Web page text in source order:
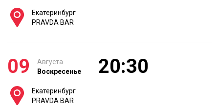
Екатеринбург
PRAVDA BAR
09
Августа
Воскресенье
20:30
Екатеринбург
PRAVDA BAR